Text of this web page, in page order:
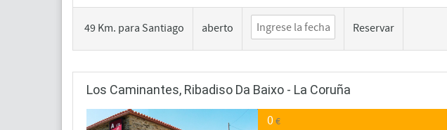
49 Km. para Santiago aberto Reservar
Los Caminantes, Ribadiso Da Baixo - La Coruña
0€